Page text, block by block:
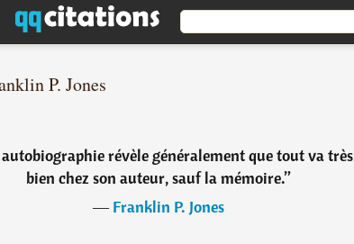
P. Jones
révèle généralement que tout va très
bien chez son auteur, sauf la mémoire.”
―Franklin P. Jones